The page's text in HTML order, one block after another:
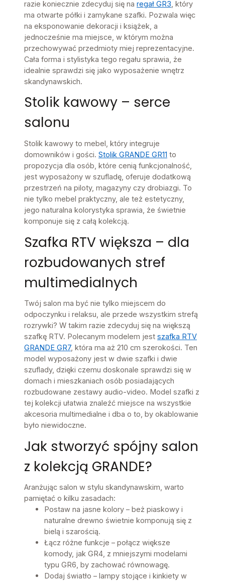
razie koniecznie zdecyduj się na regał GR3 , który
ma otwarte półki i zamykane szafki. Pozwala więc
na eksponowanie dekoracji i książek, a
jednocześnie ma miejsce, w którym można
przechowywać przedmioty miej reprezentacyjne.
Cała forma i stylistyka tego regału sprawia, że
idealnie sprawdzi się jako wyposażenie wnętrz
skandynawskich.
Stolik kawowy – serce
salonu
Stolik kawowy to mebel, który integruje
domowników i gości. Stolik GRANDE GR11 to
propozycja dla osób, które cenią funkcjonalność,
jest wyposażony w szufladę, oferuje dodatkową
przestrzeń na piloty, magazyny czy drobiazgi. To
nie tylko mebel praktyczny, ale też estetyczny,
jego naturalna kolorystyka sprawia, że świetnie
komponuje się z całą kolekcją.
Szafka RTV większa – dla
rozbudowanych stref
multimedialnych
Twój salon ma być nie tylko miejscem do
odpoczynku i relaksu, ale przede wszystkim strefą
rozrywki? W takim razie zdecyduj się na większą
szafkę RTV. Polecanym modelem jest szafka RTV
GRANDE GR7, która ma aż 210 cm szerokości. Ten
model wyposażony jest w dwie szafki i dwie
szuflady, dzięki czemu doskonale sprawdzi się w
domach i mieszkaniach osób posiadających
rozbudowane zestawy audio-video. Model szafki z
tej kolekcji ułatwia znaleźć miejsce na wszystkie
akcesoria multimedialne i dba o to, by okablowanie
było niewidoczne.
Jak stworzyć spójny salon
z kolekcją GRANDE?
Aranżując salon w stylu skandynawskim, warto
pamiętać o kilku zasadach:
Postaw na jasne kolory – beż piaskowy i
naturalne drewno świetnie komponują się z
bielą i szarością.
Łącz różne funkcje – połącz większe
komody, jak GR4, z mniejszymi modelami
typu GR6, by zachować równowagę.
Dodaj światło – lampy stojące i kinkiety w